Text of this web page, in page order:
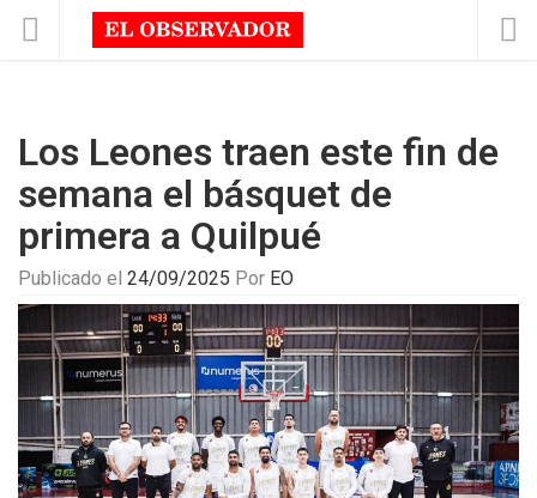
Los Leones traen este fin de
semana el básquet de
primera a Quilpué
Publicado el 24/09/2025 Por EO